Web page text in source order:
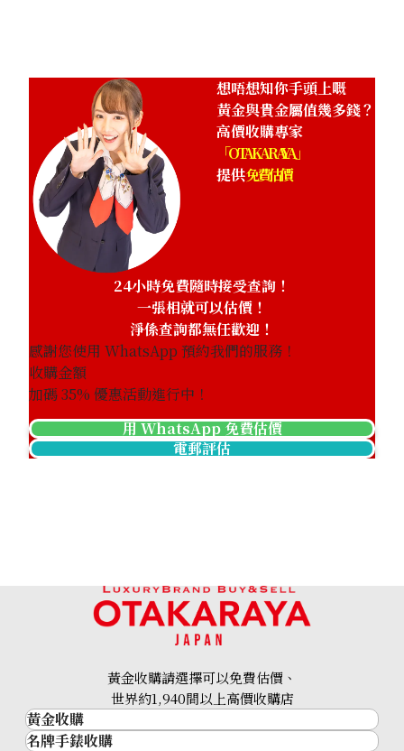
想唔想知你手頭上嘅
黃金與貴金屬值幾多錢？
高價收購專家
「OTAKARAYA」
提供免費估價
24小時免費隨時接受查詢！
一張相就可以估價！
淨係查詢都無任歡迎！
感謝您使用 WhatsApp 預約我們的服務！
收購金額
加碼35% 優惠活動進行中！
用 WhatsApp 免費估價
電郵評估
黃金收購請選擇可以免費估價、
世界約1,940間以上高價收購店
黃金收購
黃金･金條
名牌手錶收購